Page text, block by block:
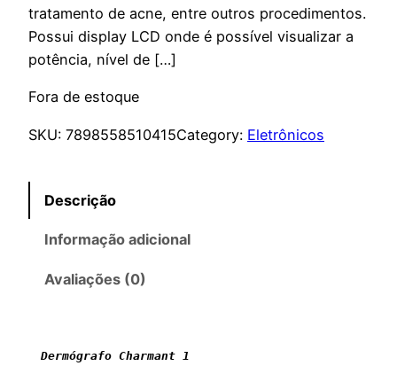
tratamento de acne, entre outros procedimentos.
Possui display LCD onde é possível visualizar a
potência, nível de […]
Fora de estoque
SKU: 7898558510415Category: Eletrônicos
Descrição
Informação adicional
Avaliações (0)
Dermógrafo Charmant 1